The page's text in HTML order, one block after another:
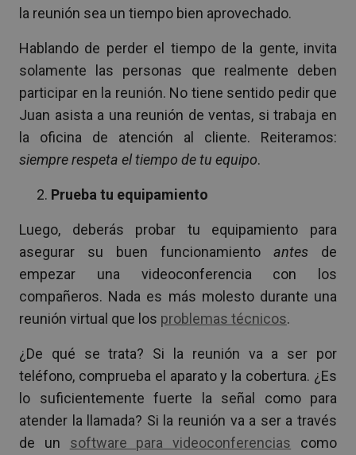
la reunión sea un tiempo bien aprovechado.
Hablando de perder el tiempo de la gente, invita
solamente las personas que realmente deben
participar en la reunión. No tiene sentido pedir que
Juan asista a una reunión de ventas, si trabaja en
la oficina de atención al cliente. Reiteramos:
siempre respeta el tiempo de tu equipo.
Prueba tu equipamiento
Luego, deberás probar tu equipamiento para
asegurar su buen funcionamiento antes de
empezar una videoconferencia con los
compañeros. Nada es más molesto durante una
reunión virtual que los problemas técnicos.
¿De qué se trata? Si la reunión va a ser por
teléfono, comprueba el aparato y la cobertura. ¿Es
lo suficientemente fuerte la señal como para
atender la llamada? Si la reunión va a ser a través
de un software para videoconferencias como